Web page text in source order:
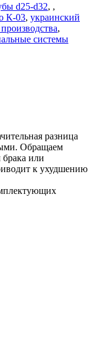
d25-d32, ,
К-03, украинский
,
системы
разница
Обращаем
брака или
к ухудшению